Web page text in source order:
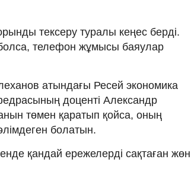
тексеру туралы кеңес берді.
телефон жұмысы баяулар
атындағы Ресей экономика
доценті Александр
төмен қаратып қойса, оның
болатын.
қандай ережелерді сақтаған жөн